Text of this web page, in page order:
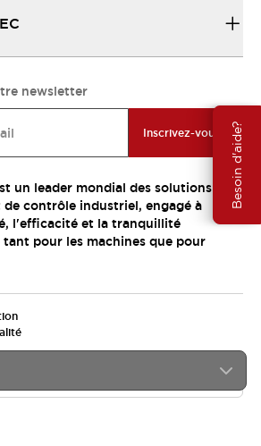
Besoin d'aide?
newsletter
Inscrivez-vous
un leader mondial des solutions
contrôle industriel, engagé à
l'efficacité et la tranquillité
tant pour les machines que pour